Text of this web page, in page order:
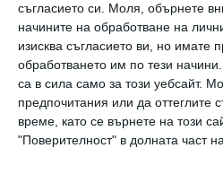
съгласието си. Моля, обърнете
начините на обработване на
изисква съгласието ви, но имате
обработването им по тези
са в сила само за този уебсайт.
предпочитания или да оттеглите
време, като се върнете на този
"Поверителност" в долната част
4. Да подреди масата
Няма да си кривя
сигурна как точно
масата. Това ще бъде
мен да науча нещо ново.